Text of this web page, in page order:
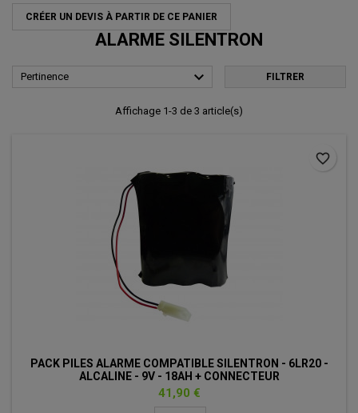
CRÉER UN DEVIS À PARTIR DE CE PANIER
ALARME SILENTRON
Pertinence  FILTRER
Affichage 1-3 de 3 article(s)
PACK PILES ALARME COMPATIBLE SILENTRON - 6LR20 -
ALCALINE - 9V - 18AH + CONNECTEUR
Prix
41,90 €
favorite_border